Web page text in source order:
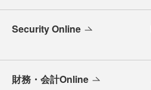
Security Online
財務・会計Online